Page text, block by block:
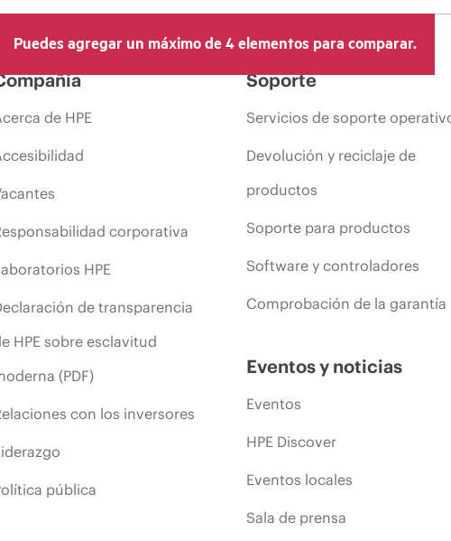
Puedes agregar un máximo de 4 elementos para comparar.
de HPE
corporativa
HPE
de transparencia
HPE sobre esclavitud
(PDF)
con los inversores
pública
Soporte
Servicios de soporte
Devolución y reciclaje de
productos
Soporte para productos
Software y controladores
Comprobación de la garantía
Eventos y noticias
Eventos
HPE Discover
Eventos locales
Sala de prensa